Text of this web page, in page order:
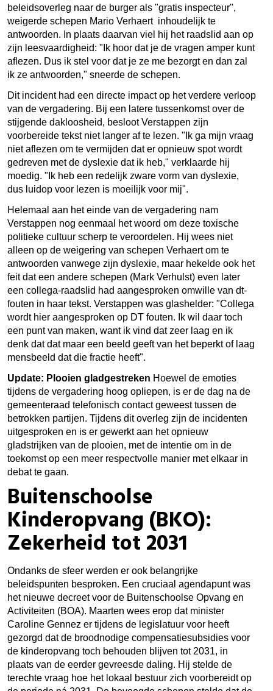
beleidsoverleg naar de burger als "gratis inspecteur",
weigerde schepen Mario Verhaert inhoudelijk te
antwoorden. In plaats daarvan viel hij het raadslid aan op
zijn leesvaardigheid: "Ik hoor dat je de vragen amper kunt
aflezen. Dus ik stel voor dat je ze me bezorgt en dan zal
ik ze antwoorden," sneerde de schepen.
Dit incident had een directe impact op het verdere verloop
van de vergadering. Bij een latere tussenkomst over de
stijgende dakloosheid, besloot Verstappen zijn
voorbereide tekst niet langer af te lezen. "Ik ga mijn vraag
niet aflezen om te vermijden dat er opnieuw spot wordt
gedreven met de dyslexie dat ik heb," verklaarde hij
moedig. "Ik heb een redelijk zware vorm van dyslexie,
dus luidop voor lezen is moeilijk voor mij".
Helemaal aan het einde van de vergadering nam
Verstappen nog eenmaal het woord om deze toxische
politieke cultuur scherp te veroordelen. Hij wees niet
alleen op de weigering van schepen Verhaert om te
antwoorden vanwege zijn dyslexie, maar hekelde ook het
feit dat een andere schepen (Mark Verhulst) even later
een collega-raadslid had aangesproken omwille van dt-
fouten in haar tekst. Verstappen was glashelder: "Collega
wordt hier aangesproken op DT fouten. Ik wil daar toch
een punt van maken, want ik vind dat zeer laag en ik
denk dat dat maar een beeld geeft van het beperkt of laag
mensbeeld dat die fractie heeft".
Update: Plooien gladgestreken Hoewel de emoties
tijdens de vergadering hoog opliepen, is er de dag na de
gemeenteraad telefonisch contact geweest tussen de
betrokken partijen. Tijdens dit overleg zijn de incidenten
uitgesproken en is er gewerkt aan het opnieuw
gladstrijken van de plooien, met de intentie om in de
toekomst op een meer respectvolle manier met elkaar in
debat te gaan.
Buitenschoolse
Kinderopvang (BKO):
Zekerheid tot 2031
Ondanks de sfeer werden er ook belangrijke
beleidspunten besproken. Een cruciaal agendapunt was
het nieuwe decreet voor de Buitenschoolse Opvang en
Activiteiten (BOA). Maarten wees erop dat minister
Caroline Gennez er tijdens de legislatuur voor heeft
gezorgd dat de broodnodige compensatiesubsidies voor
de kinderopvang toch behouden blijven tot 2031, in
plaats van de eerder gevreesde daling. Hij stelde de
terechte vraag hoe het lokaal bestuur zich voorbereidt op